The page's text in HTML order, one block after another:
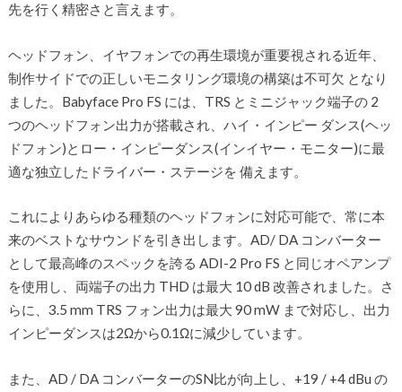
先を行く精密さと言えます。
ヘッドフォン、イヤフォンでの再生環境が重要視される近年、
制作サイドでの正しいモニタリング環境の構築は不可欠 となり
ました。Babyface Pro FS には、TRS とミニジャック端子の 2
つのヘッドフォン出力が搭載され、ハイ・インピー ダンス(ヘッ
ドフォン)とロー・インピーダンス(インイヤー・モニター)に最
適な独立したドライバー・ステージを 備えます。
これによりあらゆる種類のヘッドフォンに対応可能で、常に本
来のベストなサウンドを引き出します。AD/ DA コンバーター
として最高峰のスペックを誇る ADI-2 Pro FS と同じオペアンプ
を使用し、両端子の出力 THD は最大 10 dB 改善されました。さ
らに、3.5 mm TRS フォン出力は最大 90 mW まで対応し、出力
インピーダンスは2Ωから0.1Ωに減少しています。
また、AD / DA コンバーターのSN比が向上し、+19 / +4 dBu の